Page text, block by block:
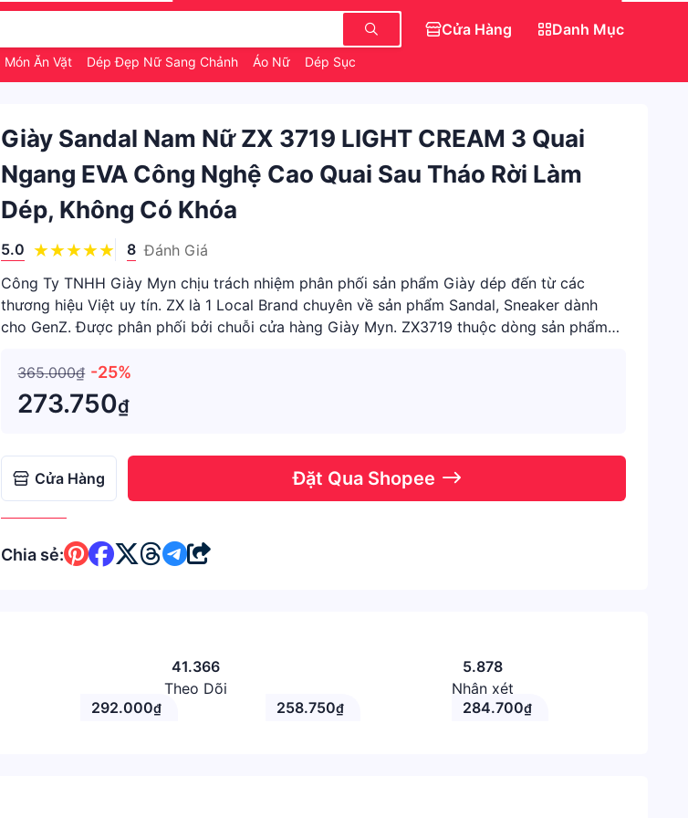
Món Ăn Vặt Dép Đẹp Nữ Sang Chảnh Áo Nữ Dép Sục Crocs Hello Kitty
Cửa Hàng Danh Mục
Giày Sandal Nam Nữ ZX 3719 LIGHT CREAM 3 Quai
Ngang EVA Công Nghệ Cao Quai Sau Tháo Rời Làm
Dép, Không Có Khóa
5.0 8 Đánh Giá
Công Ty TNHH Giày Myn chịu trách nhiệm phân phối sản phẩm Giày dép đến từ các
thương hiệu Việt uy tín. ZX là 1 Local Brand chuyên về sản phẩm Sandal, Sneaker dành
cho GenZ. Được phân phối bởi chuỗi cửa hàng Giày Myn. ZX3719 thuộc dòng sản phẩm
365.000₫ -25%
273.750₫
Cửa Hàng Đặt Qua Shopee
Chia sẻ:
41.366
Theo Dõi
5.878
Nhận xét
292.000₫ 258.750₫ 284.700₫